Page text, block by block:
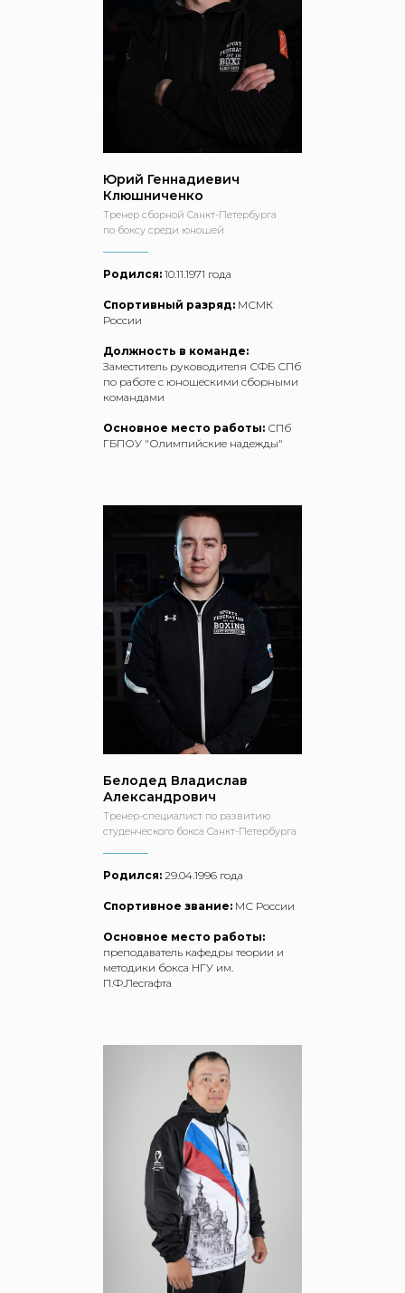
Юрий Геннадиевич
Клюшниченко
Тренер сборной Санкт-Петербурга
по боксу среди юношей
Родился: 10.11.1971 года
Спортивный разряд: МСМК
России
Должность в команде:
Заместитель руководителя СФБ СПб
по работе с юношескими сборными
командами
Основное место работы: СПб
ГБПОУ "Олимпийские надежды"
Белодед Владислав
Александрович
Тренер-специалист по развитию
студенческого бокса Санкт-Петербурга
Родился: 29.04.1996 года
Спортивное звание: МС России
Основное место работы:
преподаватель кафедры теории и
методики бокса НГУ им.
П.Ф.Лесгафта